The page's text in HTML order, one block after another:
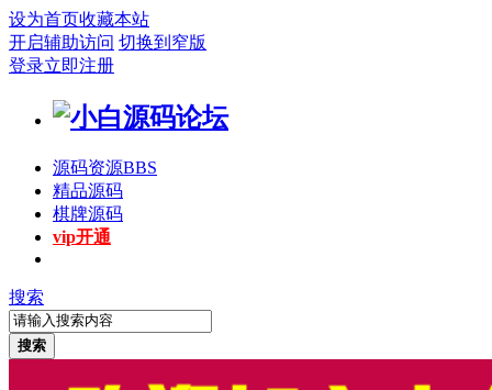
设为首页收藏本站
开启辅助访问 切换到窄版
登录立即注册
源码资源BBS
精品源码
棋牌源码
vip开通
搜索
搜索